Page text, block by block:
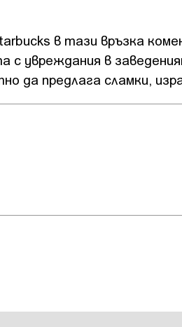
в тази връзка
с увреждания в
да предлага сламки,